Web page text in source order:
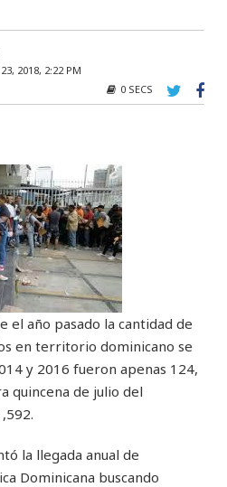
2018, 2:22 PM
0 SECS
el año pasado la cantidad de
en territorio dominicano se
y 2016 fueron apenas 124,
quincena de julio del
la llegada anual de
Dominicana buscando